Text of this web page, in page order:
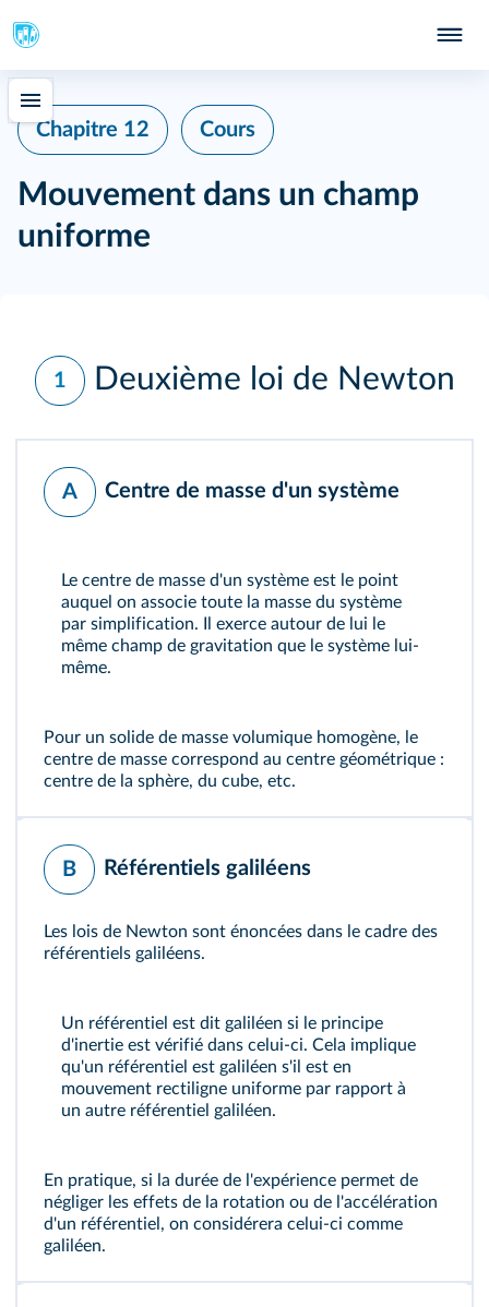
Chapitre 12 Cours
Mouvement dans un champ
uniforme
1 Deuxième loi de Newton
A Centre de masse d'un système
Le centre de masse d'un système est le point
auquel on associe toute la masse du système
par simplification. Il exerce autour de lui le
même champ de gravitation que le système lui-
même.
Pour un solide de masse volumique homogène, le
centre de masse correspond au centre géométrique :
centre de la sphère, du cube, etc.
B Référentiels galiléens
Les lois de Newton sont énoncées dans le cadre des
référentiels galiléens.
Un référentiel est dit galiléen si le principe
d'inertie est vérifié dans celui‑ci. Cela implique
qu'un référentiel est galiléen s'il est en
mouvement rectiligne uniforme par rapport à
un autre référentiel galiléen.
En pratique, si la durée de l'expérience permet de
négliger les effets de la rotation ou de l'accélération
d'un référentiel, on considérera celui‑ci comme
galiléen.